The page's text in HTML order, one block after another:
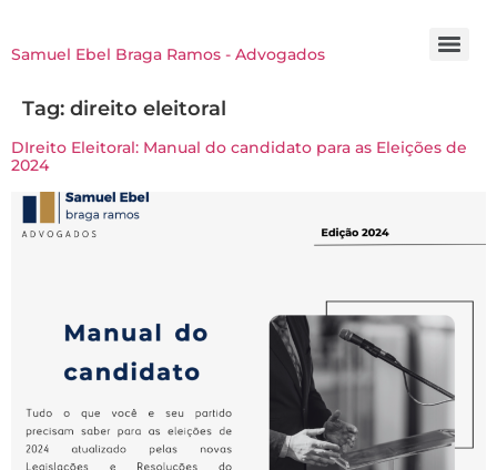
Samuel Ebel Braga Ramos - Advogados
Tag: direito eleitoral
DIreito Eleitoral: Manual do candidato para as Eleições de
2024